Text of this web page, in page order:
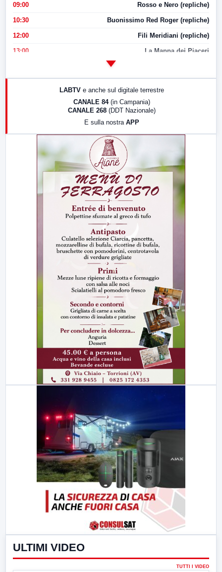
09:00 Rosso e Nero (repliche)
10:30 Buonissimo Red Roger (repliche)
12:00 Fili Meridiani (repliche)
13:00 La Mappa dei Piaceri
LABTV e anche sul digitale terrestre
CANALE 84 (in Campania)
CANALE 268 (DDT Nazionale)
E sulla nostra APP
ULTIMI VIDEO
TUTTI I VIDEO